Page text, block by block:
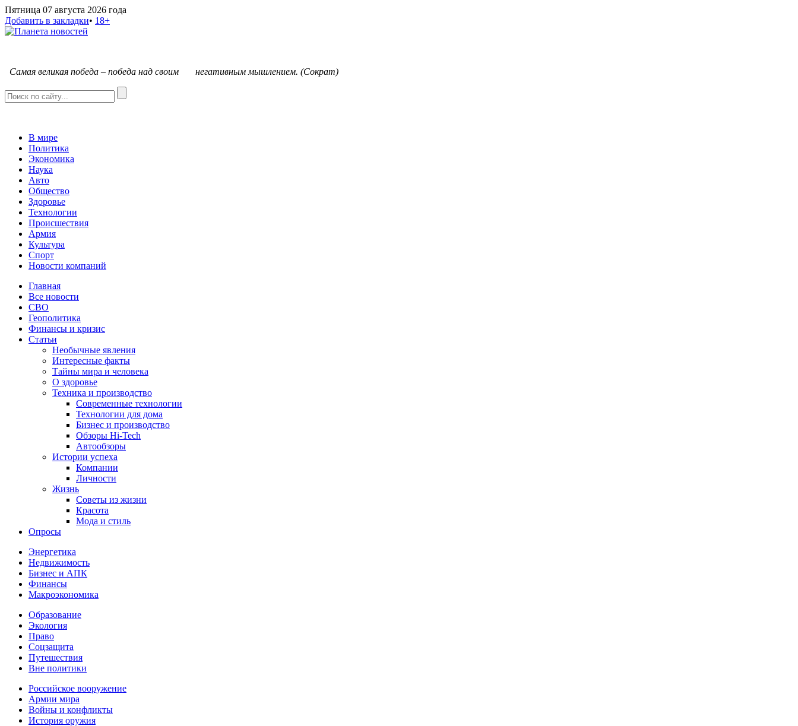
Пятница 07 августа 2026 года
Добавить в закладки• 18+
Самая великая победа – победа над своим негативным мышлением. (Сократ)
В мире
Политика
Экономика
Наука
Авто
Общество
Здоровье
Технологии
Происшествия
Армия
Культура
Спорт
Новости компаний
Главная
Все новости
СВО
Геополитика
Финансы и кризис
Статьи
Необычные явления
Интересные факты
Тайны мира и человека
О здоровье
Техника и производство
Современные технологии
Технологии для дома
Бизнес и производство
Обзоры Hi-Tech
Автообзоры
Истории успеха
Компании
Личности
Жизнь
Советы из жизни
Красота
Мода и стиль
Опросы
Энергетика
Недвижимость
Бизнес и АПК
Финансы
Макроэкономика
Образование
Экология
Право
Соцзащита
Путешествия
Вне политики
Российское вооружение
Армии мира
Войны и конфликты
История оружия